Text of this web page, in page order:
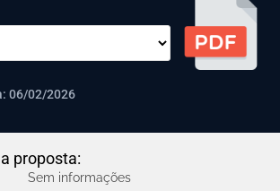
06/02/2026
proposta:
Sem informações